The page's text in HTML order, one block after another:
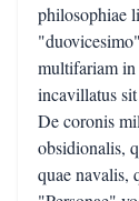
philosophiae
multifariam
incavillatus
De coronis
obsidionalis,
quae navalis,